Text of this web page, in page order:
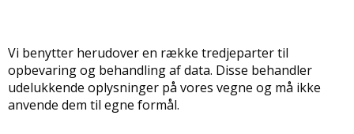
Vi benytter herudover en række tredjeparter til
opbevaring og behandling af data. Disse behandler
udelukkende oplysninger på vores vegne og må ikke
anvende dem til egne formål.